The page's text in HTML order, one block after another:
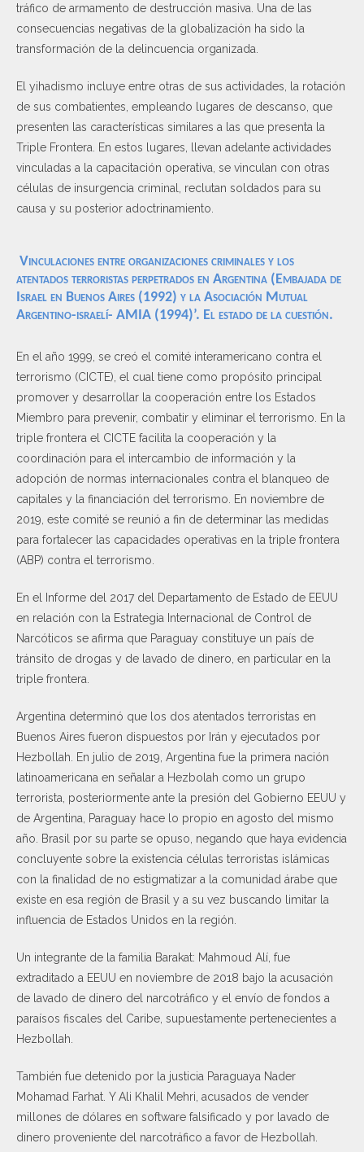
tráfico de armamento de destrucción masiva. Una de las
consecuencias negativas de la globalización ha sido la
transformación de la delincuencia organizada.
El yihadismo incluye entre otras de sus actividades, la rotación
de sus combatientes, empleando lugares de descanso, que
presenten las características similares a las que presenta la
Triple Frontera. En estos lugares, llevan adelante actividades
vinculadas a la capacitación operativa, se vinculan con otras
células de insurgencia criminal, reclutan soldados para su
causa y su posterior adoctrinamiento.
Vinculaciones entre organizaciones criminales y los
atentados terroristas perpetrados en Argentina (Embajada de
Israel en Buenos Aires (1992) y la Asociación Mutual
Argentino-israelí- AMIA (1994)’. El estado de la cuestión.
En el año 1999, se creó el comité interamericano contra el
terrorismo (CICTE), el cual tiene como propósito principal
promover y desarrollar la cooperación entre los Estados
Miembro para prevenir, combatir y eliminar el terrorismo. En la
triple frontera el CICTE facilita la cooperación y la
coordinación para el intercambio de información y la
adopción de normas internacionales contra el blanqueo de
capitales y la financiación del terrorismo. En noviembre de
2019, este comité se reunió a fin de determinar las medidas
para fortalecer las capacidades operativas en la triple frontera
(ABP) contra el terrorismo.
En el Informe del 2017 del Departamento de Estado de EEUU
en relación con la Estrategia Internacional de Control de
Narcóticos se afirma que Paraguay constituye un país de
tránsito de drogas y de lavado de dinero, en particular en la
triple frontera.
Argentina determinó que los dos atentados terroristas en
Buenos Aires fueron dispuestos por Irán y ejecutados por
Hezbollah. En julio de 2019, Argentina fue la primera nación
latinoamericana en señalar a Hezbolah como un grupo
terrorista, posteriormente ante la presión del Gobierno EEUU y
de Argentina, Paraguay hace lo propio en agosto del mismo
año. Brasil por su parte se opuso, negando que haya evidencia
concluyente sobre la existencia células terroristas islámicas
con la finalidad de no estigmatizar a la comunidad árabe que
existe en esa región de Brasil y a su vez buscando limitar la
influencia de Estados Unidos en la región.
Un integrante de la familia Barakat: Mahmoud Alí, fue
extraditado a EEUU en noviembre de 2018 bajo la acusación
de lavado de dinero del narcotráfico y el envío de fondos a
paraísos fiscales del Caribe, supuestamente pertenecientes a
Hezbollah.
También fue detenido por la justicia Paraguaya Nader
Mohamad Farhat. Y Ali Khalil Mehri, acusados de vender
millones de dólares en software falsificado y por lavado de
dinero proveniente del narcotráfico a favor de Hezbollah.